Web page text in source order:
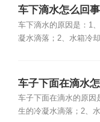
车下滴水怎么回事
车下滴水的原因是：1
凝水滴落；2、水箱冷却
车子下面在滴水
车子下面在滴水的原因
生的冷凝水滴落；2、